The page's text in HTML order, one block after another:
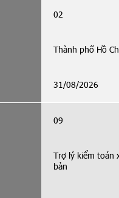
02
Thành phố Hồ
31/08/2026
09
Trợ lý kiểm toán
bản